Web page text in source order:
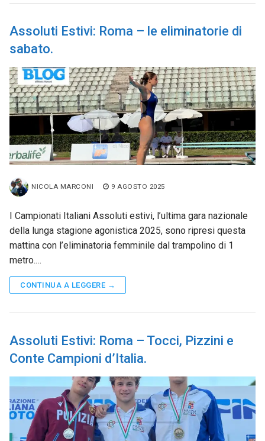
Assoluti Estivi: Roma – le eliminatorie di
sabato.
NICOLA MARCONI 9 AGOSTO 2025
I Campionati Italiani Assoluti estivi, l’ultima gara nazionale
della lunga stagione agonistica 2025, sono ripresi questa
mattina con l’eliminatoria femminile dal trampolino di 1
metro.…
CONTINUA A LEGGERE →
Assoluti Estivi: Roma – Tocci, Pizzini e
Conte Campioni d’Italia.